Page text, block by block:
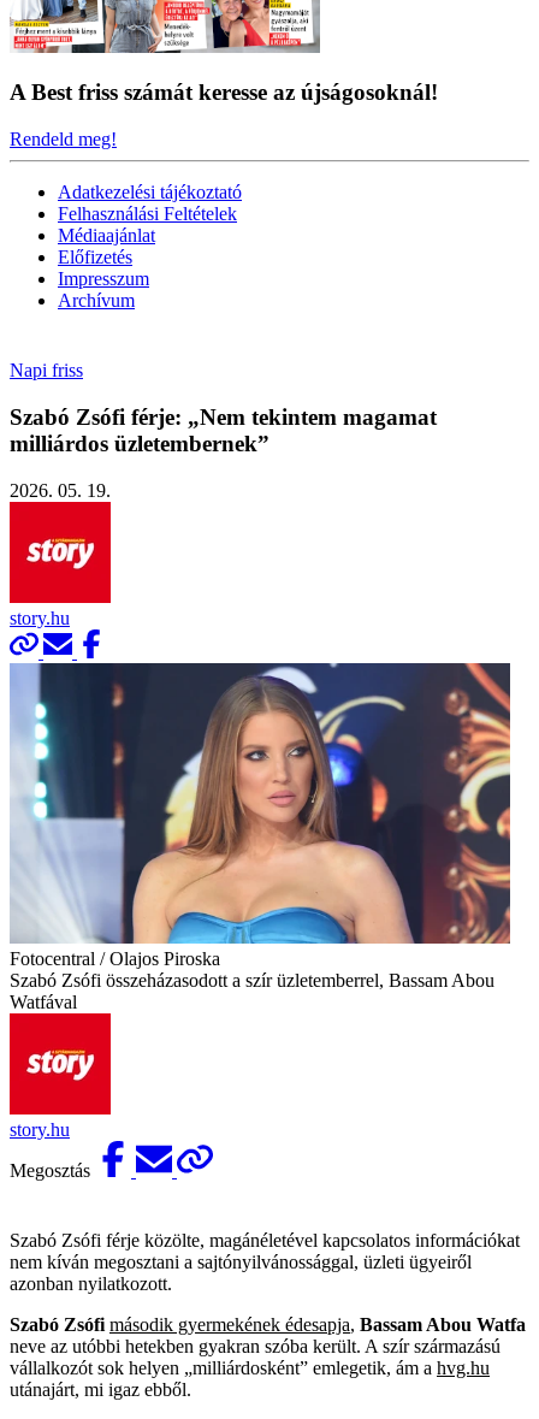
A Best friss számát keresse az újságosoknál!
Rendeld meg!
Adatkezelési tájékoztató
Felhasználási Feltételek
Médiaajánlat
Előfizetés
Impresszum
Archívum
Napi friss
Szabó Zsófi férje: „Nem tekintem magamat
milliárdos üzletembernek”
2026. 05. 19.
story.hu
Fotocentral / Olajos Piroska
Szabó Zsófi összeházasodott a szír üzletemberrel, Bassam Abou
Watfával
story.hu
Megosztás
Szabó Zsófi férje közölte, magánéletével kapcsolatos információkat
nem kíván megosztani a sajtónyilvánossággal, üzleti ügyeiről
azonban nyilatkozott.
Szabó Zsófi második gyermekének édesapja, Bassam Abou Watfa
neve az utóbbi hetekben gyakran szóba került. A szír származású
vállalkozót sok helyen „milliárdosként” emlegetik, ám a hvg.hu
utánajárt, mi igaz ebből.